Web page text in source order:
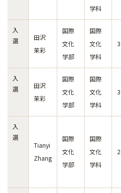
学科
入
選
田沢
茉彩
国際
文化
学部
国際
文化
学科
3
入
選
田沢
茉彩
国際
文化
学部
国際
文化
学科
3
入
選
Tianyi
Zhang
国際
文化
学部
国際
文化
学科
2